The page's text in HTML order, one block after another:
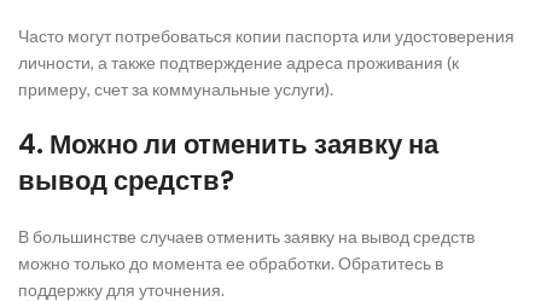
Часто могут потребоваться копии паспорта или удостоверения
личности, а также подтверждение адреса проживания (к
примеру, счет за коммунальные услуги).
4. Можно ли отменить заявку на
вывод средств?
В большинстве случаев отменить заявку на вывод средств
можно только до момента ее обработки. Обратитесь в
поддержку для уточнения.